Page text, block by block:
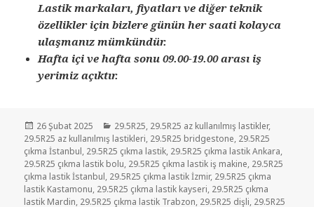
Lastik markaları, fiyatları ve diğer teknik
özellikler için bizlere günün her saati kolayca
ulaşmanız mümkündür.
Hafta içi ve hafta sonu 09.00-19.00 arası iş
yerimiz açıktır.
Yayın
tarihi
26 Şubat 2025 Kategoriler
29.5R25, 29.5R25 az kullanılmış lastikler,
29.5R25 az kullanılmış lastikleri, 29.5R25 bridgestone, 29.5R25
çıkma İstanbul, 29.5R25 çıkma lastik, 29.5R25 çıkma lastik Ankara,
29.5R25 çıkma lastik bolu, 29.5R25 çıkma lastik iş makine, 29.5R25
çıkma lastik İstanbul, 29.5R25 çıkma lastik İzmir, 29.5R25 çıkma
lastik Kastamonu, 29.5R25 çıkma lastik kayseri, 29.5R25 çıkma
lastik Mardin, 29.5R25 çıkma lastik Trabzon, 29.5R25 dişli, 29.5R25